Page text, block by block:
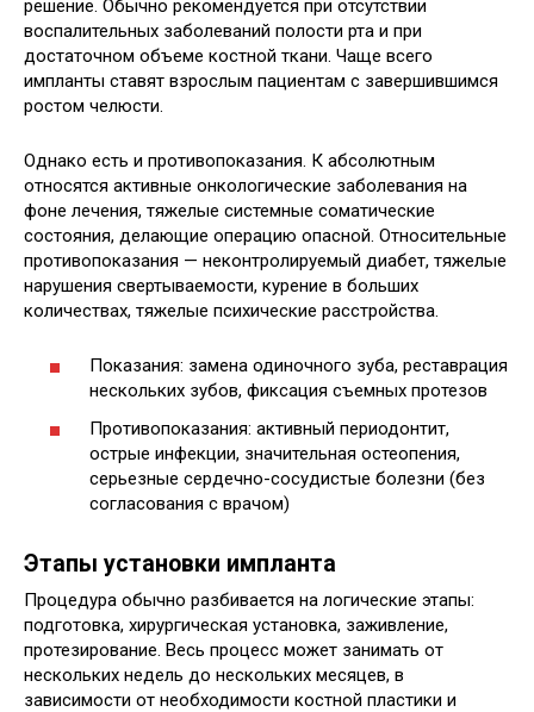
решение. Обычно рекомендуется при отсутствии
воспалительных заболеваний полости рта и при
достаточном объеме костной ткани. Чаще всего
импланты ставят взрослым пациентам с завершившимся
ростом челюсти.
Однако есть и противопоказания. К абсолютным
относятся активные онкологические заболевания на
фоне лечения, тяжелые системные соматические
состояния, делающие операцию опасной. Относительные
противопоказания — неконтролируемый диабет, тяжелые
нарушения свертываемости, курение в больших
количествах, тяжелые психические расстройства.
Показания: замена одиночного зуба, реставрация
нескольких зубов, фиксация съемных протезов
Противопоказания: активный периодонтит,
острые инфекции, значительная остеопения,
серьезные сердечно-сосудистые болезни (без
согласования с врачом)
Этапы установки импланта
Процедура обычно разбивается на логические этапы:
подготовка, хирургическая установка, заживление,
протезирование. Весь процесс может занимать от
нескольких недель до нескольких месяцев, в
зависимости от необходимости костной пластики и